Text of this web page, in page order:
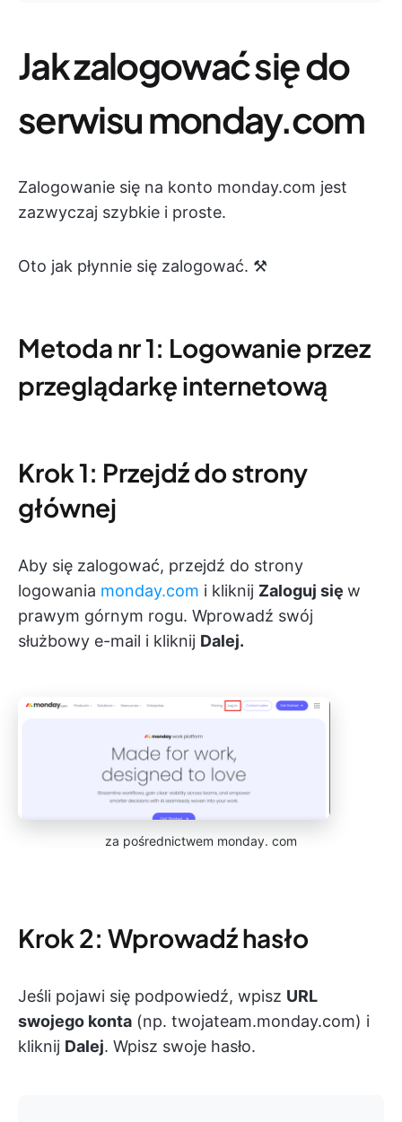
Jak zalogować się do
serwisu monday.com
Zalogowanie się na konto monday.com jest
zazwyczaj szybkie i proste.
Oto jak płynnie się zalogować. ⚒️
Metoda nr 1: Logowanie przez
przeglądarkę internetową
Krok 1: Przejdź do strony
głównej
Aby się zalogować, przejdź do strony
logowania monday.com i kliknij Zaloguj się w
prawym górnym rogu. Wprowadź swój
służbowy e-mail i kliknij Dalej.
za pośrednictwem monday. com
Krok 2: Wprowadź hasło
Jeśli pojawi się podpowiedź, wpisz URL
swojego konta (np. twojateam.monday.com) i
kliknij Dalej. Wpisz swoje hasło.